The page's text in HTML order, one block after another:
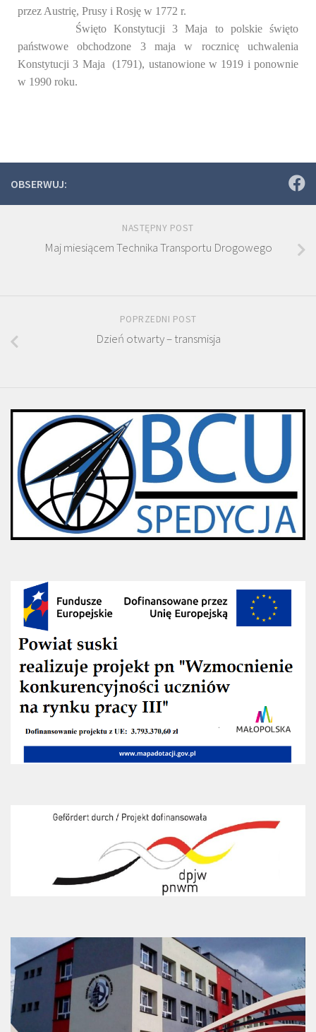
przez Austrię, Prusy i Rosję w 1772 r.
Święto Konstytucji 3 Maja to polskie święto
państwoweobchodzone 3 maja
w rocznicę uchwalenia
Konstytucji 3 Maja
(1791), ustanowione w 1919 i ponownie
w 1990 roku.
OBSERWUJ:
NASTĘPNY POST
Maj miesiącem Technika Transportu Drogowego
POPRZEDNI POST
Dzień otwarty – transmisja